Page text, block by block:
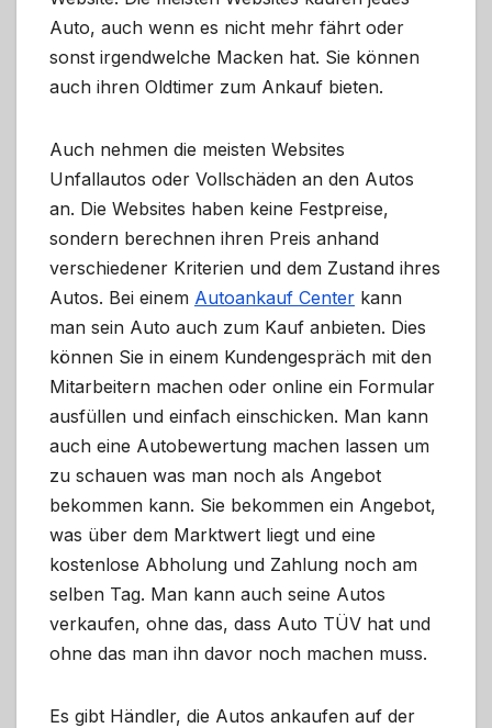
Auto, auch wenn es nicht mehr fährt oder
sonst irgendwelche Macken hat. Sie können
auch ihren Oldtimer zum Ankauf bieten.
Auch nehmen die meisten Websites
Unfallautos oder Vollschäden an den Autos
an. Die Websites haben keine Festpreise,
sondern berechnen ihren Preis anhand
verschiedener Kriterien und dem Zustand ihres
Autos. Bei einem Autoankauf Center kann
man sein Auto auch zum Kauf anbieten. Dies
können Sie in einem Kundengespräch mit den
Mitarbeitern machen oder online ein Formular
ausfüllen und einfach einschicken. Man kann
auch eine Autobewertung machen lassen um
zu schauen was man noch als Angebot
bekommen kann. Sie bekommen ein Angebot,
was über dem Marktwert liegt und eine
kostenlose Abholung und Zahlung noch am
selben Tag. Man kann auch seine Autos
verkaufen, ohne das, dass Auto TÜV hat und
ohne das man ihn davor noch machen muss.
Es gibt Händler, die Autos ankaufen auf der